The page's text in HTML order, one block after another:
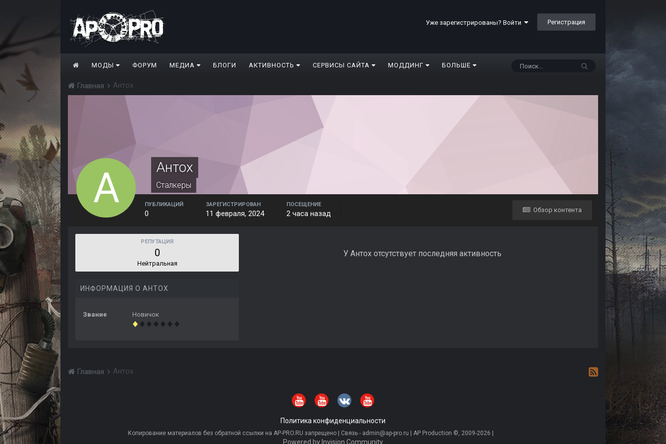
Уже зарегистрированы? Войти Регистрация
МОДЫ ФОРУМ МЕДИА БЛОГИ АКТИВНОСТЬ СЕРВИСЫ САЙТА МОДДИНГ БОЛЬШЕ
Главная Антох
Антох
Сталкеры
Обзор контента
ПУБЛИКАЦИЙ
0
ЗАРЕГИСТРИРОВАН
11 февраля, 2024
ПОСЕЩЕНИЕ
2 часа назад
РЕПУТАЦИЯ
0
Нейтральная
ИНФОРМАЦИЯ О АНТОХ
Звание Новичок
У Антох отсутствует последняя активность
Главная Антох
Политика конфиденциальности
Копирование материалов без обратной ссылки на AP-PRO.RU запрещено | Связь - admin@ap-pro.ru | AP Production ©, 2009-2026 |
Powered by Invision Community